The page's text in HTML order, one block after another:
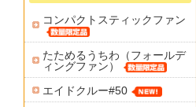
コンパクトスティックファン
たためるうちわ（フォールデ
ィングファン）
エイドクルー#50